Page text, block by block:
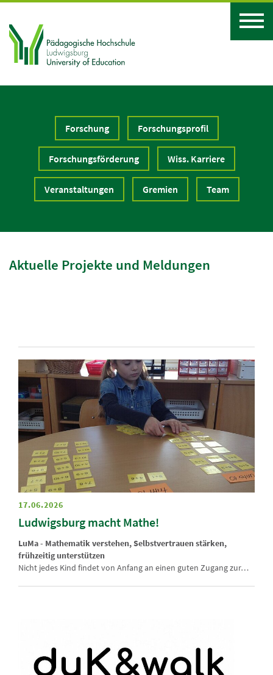
Forschung Forschungsprofil
Forschungsförderung Wiss. Karriere
Veranstaltungen Gremien Team
Aktuelle Projekte und Meldungen
17.06.2026
Ludwigsburg macht Mathe!
LuMa - Mathematik verstehen, Selbstvertrauen stärken,
frühzeitig unterstützen
Nicht jedes Kind findet von Anfang an einen guten Zugang zur…